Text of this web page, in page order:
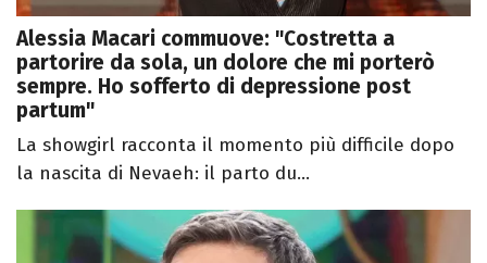
Alessia Macari commuove: "Costretta a
partorire da sola, un dolore che mi porterò
sempre. Ho sofferto di depressione post
partum"
La showgirl racconta il momento più difficile dopo
la nascita di Nevaeh: il parto du...